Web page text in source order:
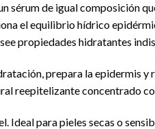
sérum de igual composición
el equilibrio hídrico
propiedades hidratantes
prepara la epidermis
reepitelizante concentrado
Ideal para pieles secas o